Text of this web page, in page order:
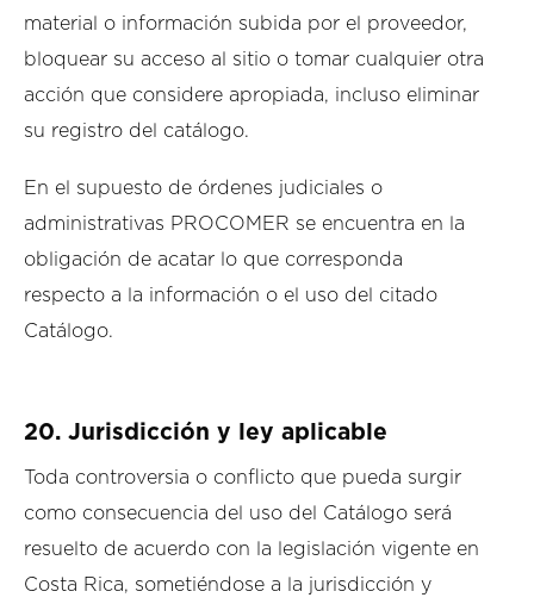
material o información subida por el proveedor,
bloquear su acceso al sitio o tomar cualquier otra
acción que considere apropiada, incluso eliminar
su registro del catálogo.
En el supuesto de órdenes judiciales o
administrativas PROCOMER se encuentra en la
obligación de acatar lo que corresponda
respecto a la información o el uso del citado
Catálogo.
20. Jurisdicción y ley aplicable
Toda controversia o conflicto que pueda surgir
como consecuencia del uso del Catálogo será
resuelto de acuerdo con la legislación vigente en
Costa Rica, sometiéndose a la jurisdicción y